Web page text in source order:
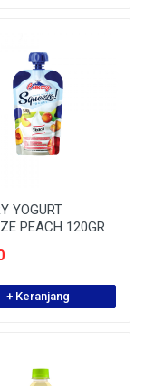
YOGURT
PEACH 120GR
+ Keranjang